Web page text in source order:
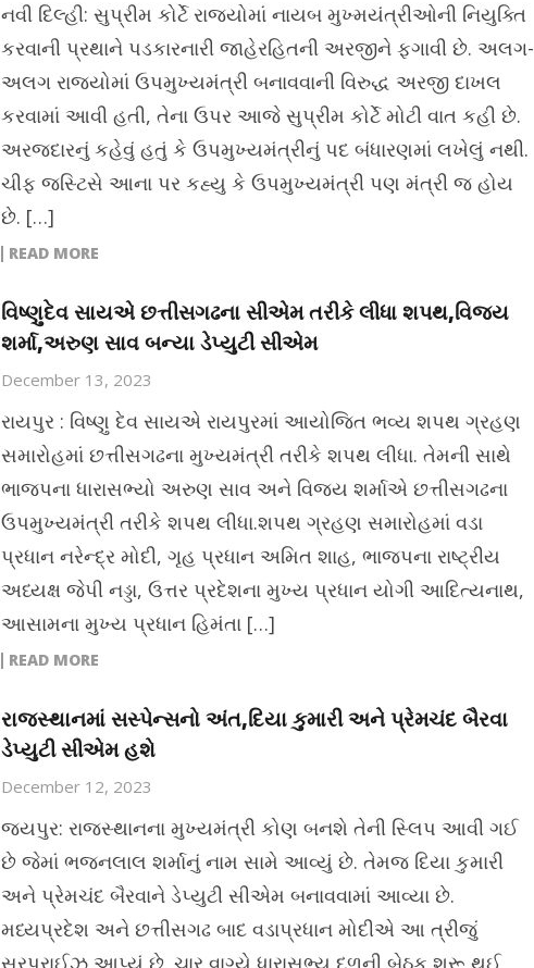
નવી દિલ્હી: સુપ્રીમ કોર્ટે રાજ્યોમાં નાયબ મુખ્મયંત્રીઓની નિયુક્તિ
કરવાની પ્રથાને પડકારનારી જાહેરહિતની અરજીને ફગાવી છે. અલગ-
અલગ રાજ્યોમાં ઉપમુખ્યમંત્રી બનાવવાની વિરુદ્ધ અરજી દાખલ
કરવામાં આવી હતી, તેના ઉપર આજે સુપ્રીમ કોર્ટે મોટી વાત કહી છે.
અરજદારનું કહેવું હતું કે ઉપમુખ્યમંત્રીનું પદ બંધારણમાં લખેલું નથી.
ચીફ જસ્ટિસે આના પર કહ્યુ કે ઉપમુખ્યમંત્રી પણ મંત્રી જ હોય
છે. […]
READ MORE
વિષ્ણુદેવ સાયએ છત્તીસગઢના સીએમ તરીકે લીધા શપથ,વિજય
શર્મા,અરુણ સાવ બન્યા ડેપ્યુટી સીએમ
December 13, 2023
રાયપુર : વિષ્ણુ દેવ સાયએ રાયપુરમાં આયોજિત ભવ્ય શપથ ગ્રહણ
સમારોહમાં છત્તીસગઢના મુખ્યમંત્રી તરીકે શપથ લીધા. તેમની સાથે
ભાજપના ધારાસભ્યો અરુણ સાવ અને વિજય શર્માએ છત્તીસગઢના
ઉપમુખ્યમંત્રી તરીકે શપથ લીધા.શપથ ગ્રહણ સમારોહમાં વડા
પ્રધાન નરેન્દ્ર મોદી, ગૃહ પ્રધાન અમિત શાહ, ભાજપના રાષ્ટ્રીય
અધ્યક્ષ જેપી નડ્ડા, ઉત્તર પ્રદેશના મુખ્ય પ્રધાન યોગી આદિત્યનાથ,
આસામના મુખ્ય પ્રધાન હિમંતા […]
READ MORE
રાજસ્થાનમાં સસ્પેન્સનો અંત,દિયા કુમારી અને પ્રેમચંદ બૈરવા
ડેપ્યુટી સીએમ હશે
December 12, 2023
જયપુર: રાજસ્થાનના મુખ્યમંત્રી કોણ બનશે તેની સ્લિપ આવી ગઈ
છે જેમાં ભજનલાલ શર્માનું નામ સામે આવ્યું છે. તેમજ દિયા કુમારી
અને પ્રેમચંદ બૈરવાને ડેપ્યુટી સીએમ બનાવવામાં આવ્યા છે.
મધ્યપ્રદેશ અને છત્તીસગઢ બાદ વડાપ્રધાન મોદીએ આ ત્રીજું
સરપ્રાઈઝ આપ્યું છે. ચાર વાગ્યે ધારાસભ્ય દળની બેઠક શરૂ થઈ